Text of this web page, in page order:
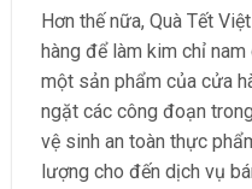
Hơn thế nữa, Quà Tết
hàng để làm kim chỉ
một sản phẩm của cửa
ngặt các công đoạn
vệ sinh an toàn thực
lượng cho đến dịch vụ